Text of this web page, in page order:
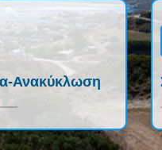
Ανακύκλωση